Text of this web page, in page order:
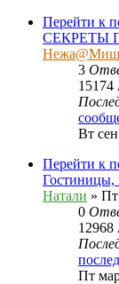
Перейти к
СЕКРЕТЫ
3
15174
Вт
Перейти к
Гостиницы,
Натали »
0
12968
Пт